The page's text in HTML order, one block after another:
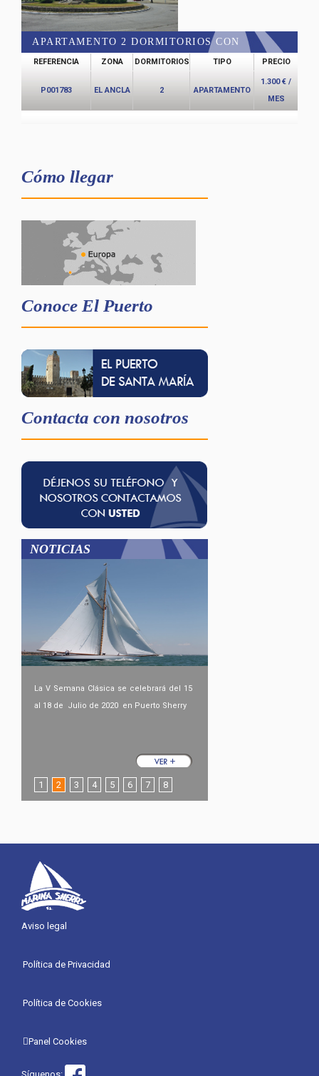
APARTAMENTO 2 DORMITORIOS CON
PISCINA COMÚN EN EL ANCLA
REFERENCIA ZONA DORMITORIOS TIPO PRECIO
P001783 EL ANCLA 2 APARTAMENTO
1.300 € /
MES
Cómo llegar
Conoce El Puerto
Contacta con nosotros
NOTICIAS
La V Semana Clásica se celebrará del 15
al 18 de Julio de 2020 en Puerto Sherry
1 2 3 4 5 6 7 8
Aviso legal
Política de Privacidad
Política de Cookies
Panel Cookies